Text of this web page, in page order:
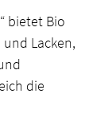
bietet Bio
Lacken,
die